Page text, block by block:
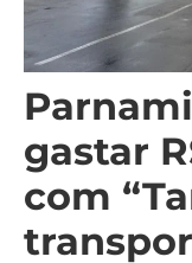
gastar
com